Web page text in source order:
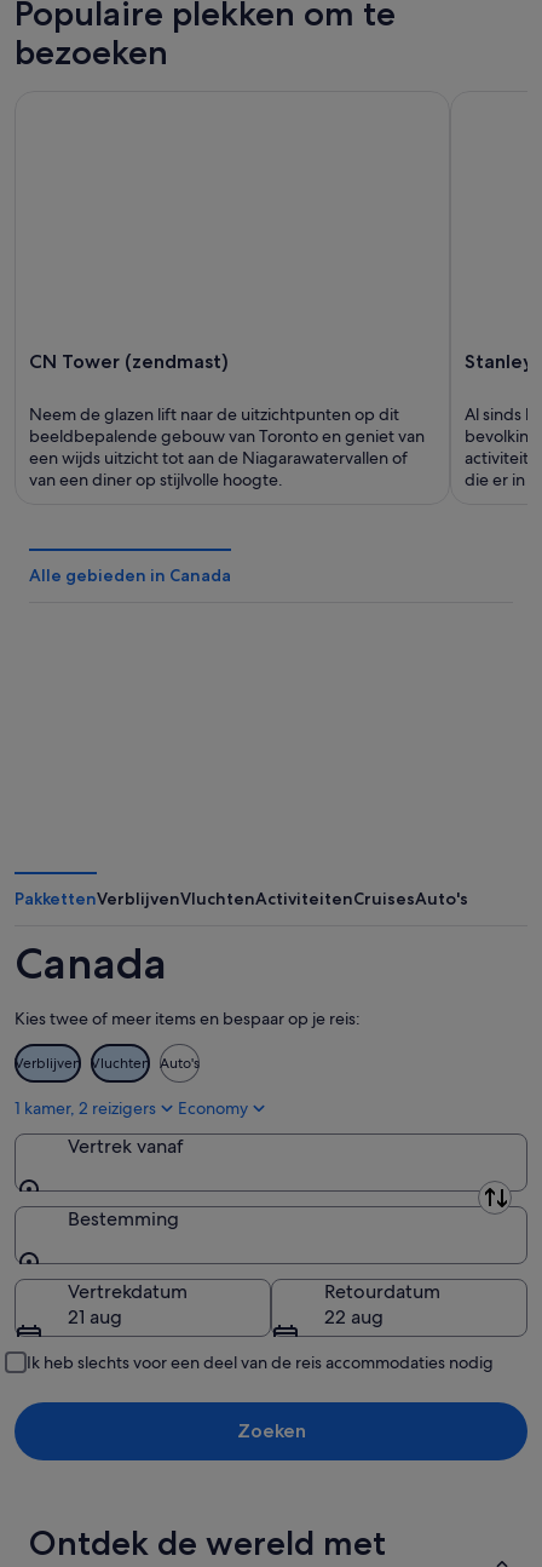
Populaire plekken om te
bezoeken
CN Tower (zendmast)
Neem de glazen lift naar de uitzichtpunten op dit
beeldbepalende gebouw van Toronto en geniet van
een wijds uitzicht tot aan de Niagarawatervallen of
van een diner op stijlvolle hoogte.
Stanley
Al sinds
die er in
Alle gebieden in Canada
PakkettenVerblijvenVluchtenActiviteitenCruisesAuto's
Canada
Kies twee of meer items en bespaar op je reis:
Verblijven Vluchten Auto's
1 kamer, 2 reizigers Economy
Vertrek vanaf
Vertrek vanaf
Bestemming
Bestemming
Vertrekdatum
21 aug
Retourdatum
22 aug
Ik heb slechts voor een deel van de reis accommodaties nodig
Zoeken
Ontdek de wereld met